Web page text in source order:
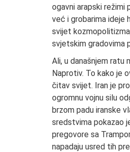
ogavni arapski režimi
već i grobarima ideje
svijet
svjetskim gradovima
Ali, u današnjem ratu
Naprotiv. To kako je
čitav svijet. Iran je
ogromnu vojnu silu
brzom padu iranske
sredstvima pokazao
pregovore sa
napadaju usred tih